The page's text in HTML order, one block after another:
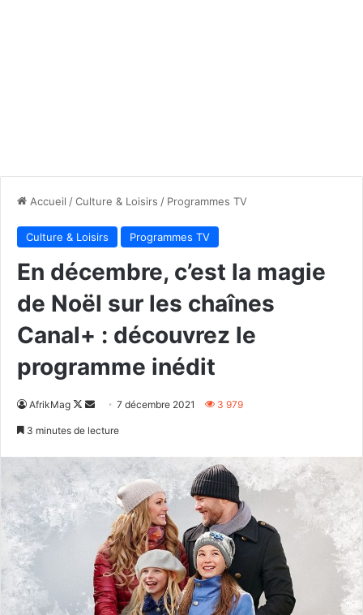
Accueil /Culture & Loisirs / Programmes TV
Culture & Loisirs Programmes TV
En décembre, c’est la magie
de Noël sur les chaînes
Canal+ : découvrez le
programme inédit
AfrikMag
Follow
Envoyer7 décembre 2021 3 979
3 minutes de lecture